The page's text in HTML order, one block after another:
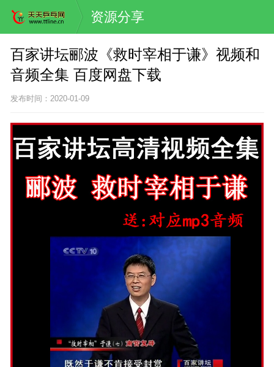
资源分享
百家讲坛郦波《救时宰相于谦》视频和
音频全集 百度网盘下载
发布时间：2020-01-09